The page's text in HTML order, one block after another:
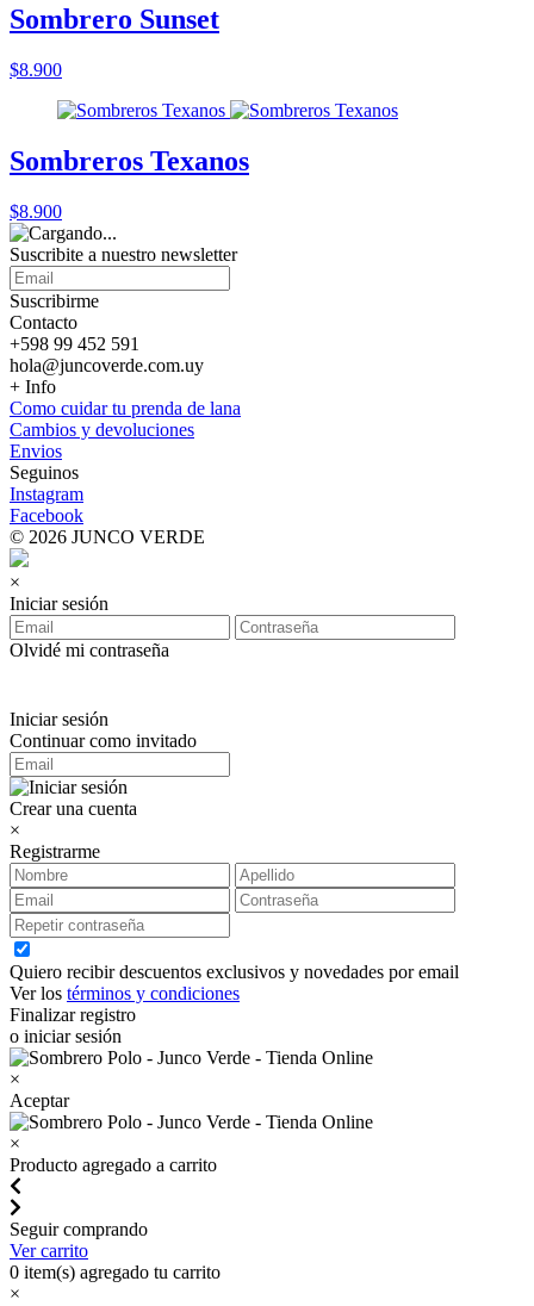
Sombrero Sunset
$8.900
Sombreros Texanos
$8.900
Suscribite a nuestro newsletter
Suscribirme
Contacto
+598 99 452 591
hola@juncoverde.com.uy
+ Info
Como cuidar tu prenda de lana
Cambios y devoluciones
Envios
Seguinos
Instagram
Facebook
© 2026 JUNCO VERDE
×
Iniciar sesión
Olvidé mi contraseña
Iniciar sesión
Continuar como invitado
Crear una cuenta
×
Registrarme
Quiero recibir descuentos exclusivos y novedades por email
Ver los términos y condiciones
Finalizar registro
o iniciar sesión
×
Aceptar
×
Producto agregado a carrito
Seguir comprando
Ver carrito
0 item(s) agregado tu carrito
×